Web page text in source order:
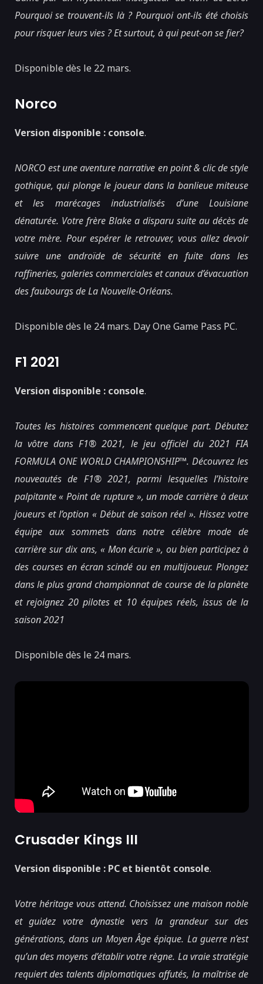
Pourquoi se trouvent-ils là ? Pourquoi ont-ils été choisis
pour risquer leurs vies ? Et surtout, à qui peut-on se fier?
Disponible dès le 22 mars.
Norco
Version disponible : console.
NORCO est une aventure narrative en point & clic de style
gothique, qui plonge le joueur dans la banlieue miteuse
et les marécages industrialisés d’une Louisiane
dénaturée. Votre frère Blake a disparu suite au décès de
votre mère. Pour espérer le retrouver, vous allez devoir
suivre une androïde de sécurité en fuite dans les
raffineries, galeries commerciales et canaux d’évacuation
des faubourgs de La Nouvelle-Orléans.
Disponible dès le 24 mars. Day One Game Pass PC.
F1 2021
Version disponible : console.
Toutes les histoires commencent quelque part. Débutez
la vôtre dans F1® 2021, le jeu officiel du 2021 FIA
FORMULA ONE WORLD CHAMPIONSHIP™. Découvrez les
nouveautés de F1® 2021, parmi lesquelles l’histoire
palpitante « Point de rupture », un mode carrière à deux
joueurs et l’option « Début de saison réel ». Hissez votre
équipe aux sommets dans notre célèbre mode de
carrière sur dix ans, « Mon écurie », ou bien participez à
des courses en écran scindé ou en multijoueur. Plongez
dans le plus grand championnat de course de la planète
et rejoignez 20 pilotes et 10 équipes réels, issus de la
saison 2021
Disponible dès le 24 mars.
Crusader Kings III
Version disponible : PC et bientôt console.
Votre héritage vous attend. Choisissez une maison noble
et guidez votre dynastie vers la grandeur sur des
générations, dans un Moyen Âge épique. La guerre n’est
qu’un des moyens d’établir votre règne. La vraie stratégie
requiert des talents diplomatiques affutés, la maîtrise de